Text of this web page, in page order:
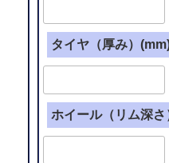
タイヤ（厚み）
ホイール（リム深